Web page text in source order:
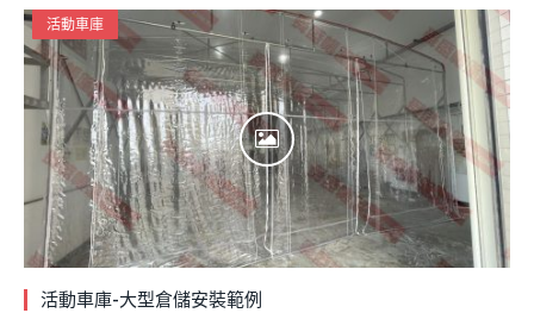
活動車庫
活動車庫-大型倉儲安裝範例